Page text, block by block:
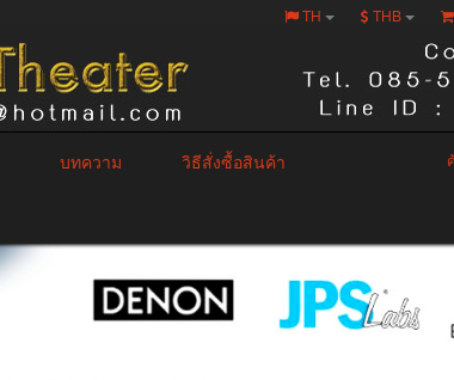
THB
TH
บทความ วิธีสั่งซื้อสินค้า